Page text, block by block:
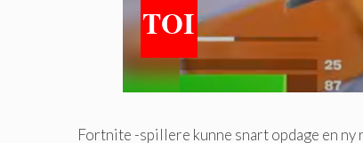
Fortnite -spillere kunne snart opdage en